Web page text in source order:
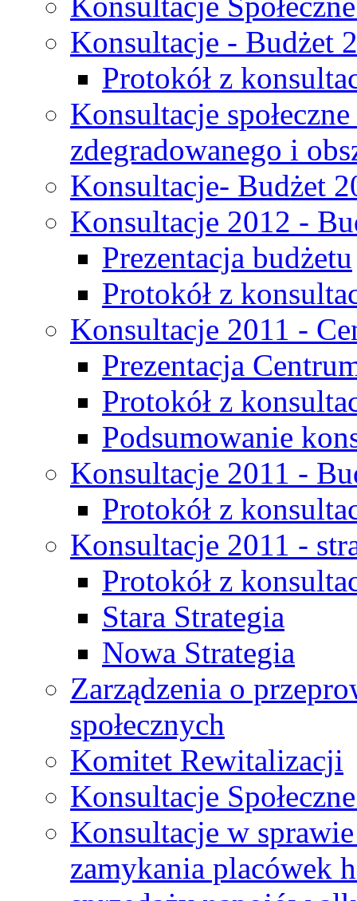
Konsultacje - Budżet
Protokół z
Konsultacje
zdegradowanego i
Konsultacje- Budżet
Konsultacje 2012 -
Prezentacja budżetu
Protokół z
Konsultacje 2011 -
Prezentacja
Protokół z
Podsumowanie
Konsultacje 2011 -
Protokół z
Konsultacje 2011 -
Protokół z
Stara Strategia
Nowa Strategia
Zarządzenia o
społecznych
Komitet Rewitalizacji
Konsultacje
Konsultacje w
zamykania placówek